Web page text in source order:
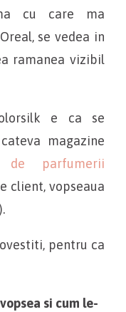
cu care ma
se vedea in
ramanea vizibil
e ca se
magazine
de parfumerii
client, vopseaua
pentru ca
si cum le-